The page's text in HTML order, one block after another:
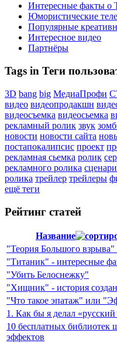
Интересные факты о
Юмористические
Популярные
Интересное видео
Партнёры
Tags in Теги
3D bang big МедиаПрофи
видео видеопродакшн
видеосъемка видеосьемка
рекламный ролик звук
новости новости сайта
постапокалипсис проект
рекламная сьемка ролик
рекламного ролика
ролика трейлер трейлеры
ещё теги
Рейтинг статей
Название
"Теория Большого
"Титаник" - интересные
"Убить Белоснежку"
"Хищник" - история
"Что такое эпатаж" или
1. Как бы я делал
10 бесплатных библиотек
эффектов